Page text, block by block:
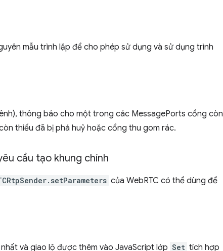
mẫu trình lặp để cho phép sử dụng và sử dụng trình
thông báo cho một trong các MessagePorts cổng còn
thiếu đã bị phá huỷ hoặc cổng thu gom rác.
cầu tạo khung chính
của WebRTC có thể dùng để
và giao lộ được thêm vào JavaScript lớp Set tích hợp